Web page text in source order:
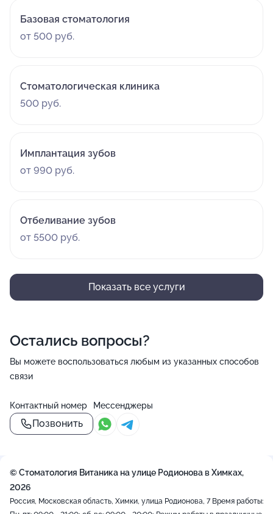
Базовая стоматология
от 500 руб.
Стоматологическая клиника
500 руб.
Имплантация зубов
от 990 руб.
Отбеливание зубов
от 5500 руб.
Показать все услуги
Остались вопросы?
Вы можете воспользоваться любым из указанных способов
связи
Контактный номер
Позвонить
Мессенджеры
© Стоматология Витаника на улице Родионова в Химках,
2026
Россия, Московская область, Химки, улица Родионова, 7 Время работы: